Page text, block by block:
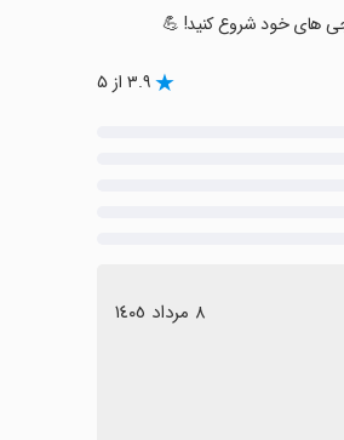
۳.۹ از ۵
٨ مرداد ١٤٠٥